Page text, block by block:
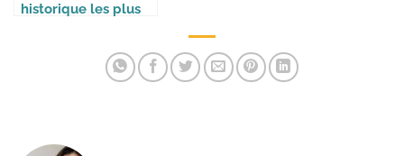
historique les plus